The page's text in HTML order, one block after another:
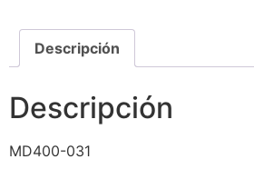
Descripción
Descripción
MD400-031